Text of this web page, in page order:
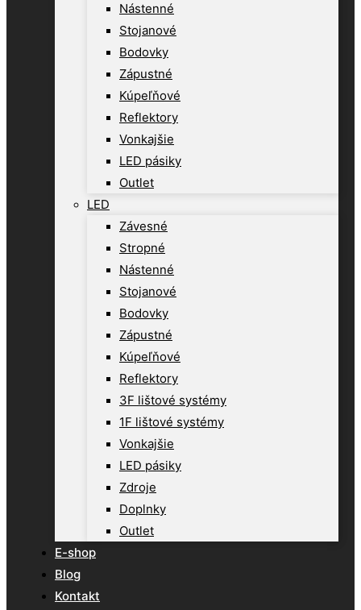
Nástenné
Stojanové
Bodovky
Zápustné
Kúpeľňové
Reflektory
Vonkajšie
LED pásiky
Outlet
LED
Závesné
Stropné
Nástenné
Stojanové
Bodovky
Zápustné
Kúpeľňové
Reflektory
3F lištové systémy
1F lištové systémy
Vonkajšie
LED pásiky
Zdroje
Doplnky
Outlet
E-shop
Blog
Kontakt